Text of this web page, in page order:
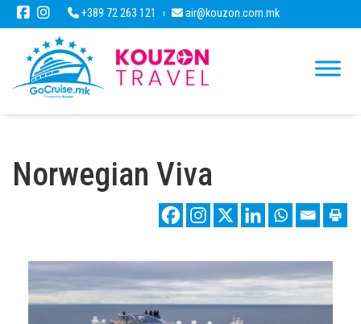
+389 72 263 121 air@kouzon.com.mk
Norwegian Viva